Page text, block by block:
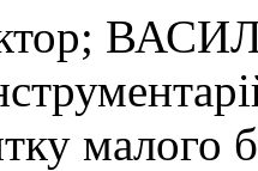
малого